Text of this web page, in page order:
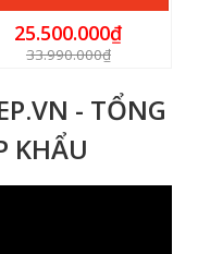
25.500.000₫
33.990.000₫
- TỔNG
KHẨU